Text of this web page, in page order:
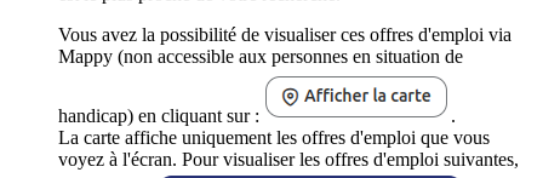
Vous avez la possibilité de visualiser ces offres d'emploi via
Mappy (non accessible aux personnes en situation de
handicap) en cliquant sur :
.
La carte affiche uniquement les offres d'emploi que vous
voyez à l'écran. Pour visualiser les offres d'emploi suivantes,